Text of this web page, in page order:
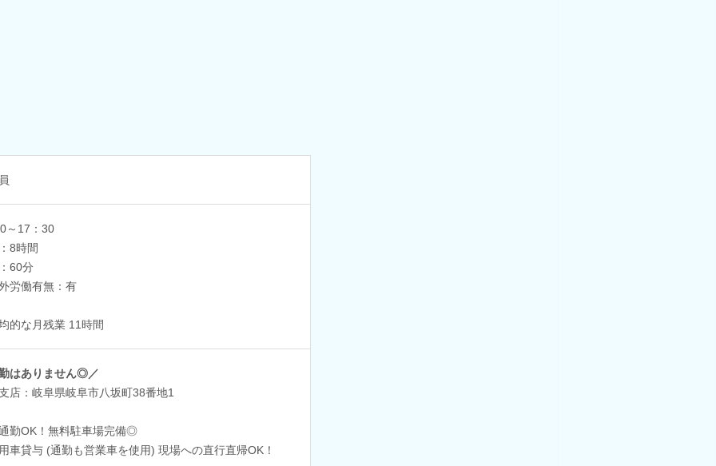
～17：30
8時間
60分
労働有無：有
的な月残業 11時間
はありません◎／
店：岐阜県岐阜市八坂町38番地1
勤OK！無料駐車場完備◎
車貸与 (通勤も営業車を使用) 現場への直行直帰OK！